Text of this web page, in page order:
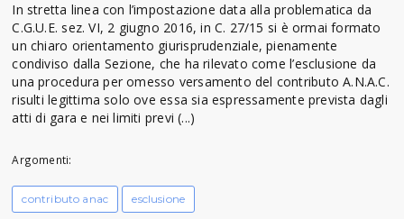
In stretta linea con l’impostazione data alla problematica da
C.G.U.E. sez. VI, 2 giugno 2016, in C. 27/15 si è ormai formato
un chiaro orientamento giurisprudenziale, pienamente
condiviso dalla Sezione, che ha rilevato come l’esclusione da
una procedura per omesso versamento del contributo A.N.A.C.
risulti legittima solo ove essa sia espressamente prevista dagli
atti di gara e nei limiti previ (...)
Argomenti:
contributo anac esclusione